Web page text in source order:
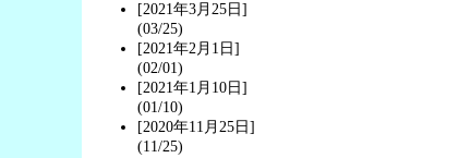
[2021年3月25日]
(03/25)
[2021年2月1日]
(02/01)
[2021年1月10日]
(01/10)
[2020年11月25日]
(11/25)